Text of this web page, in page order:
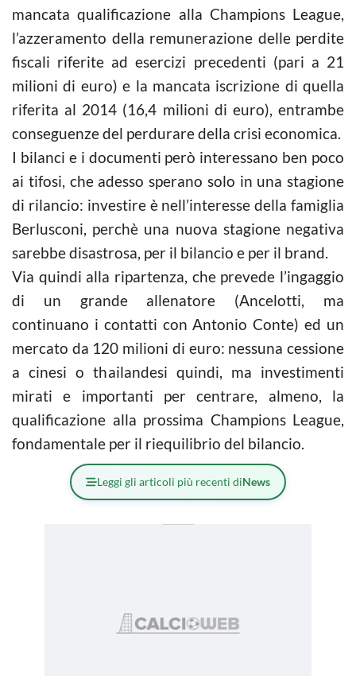
mancata qualificazione alla Champions League,
l’azzeramento della remunerazione delle perdite
fiscali riferite ad esercizi precedenti (pari a 21
milioni di euro) e la mancata iscrizione di quella
riferita al 2014 (16,4 milioni di euro), entrambe
conseguenze del perdurare della crisi economica.
I bilanci e i documenti però interessano ben poco
ai tifosi, che adesso sperano solo in una stagione
di rilancio: investire è nell’interesse della famiglia
Berlusconi, perchè una nuova stagione negativa
sarebbe disastrosa, per il bilancio e per il brand.
Via quindi alla ripartenza, che prevede l’ingaggio
di un grande allenatore (Ancelotti, ma
continuano i contatti con Antonio Conte) ed un
mercato da 120 milioni di euro: nessuna cessione
a cinesi o thailandesi quindi, ma investimenti
mirati e importanti per centrare, almeno, la
qualificazione alla prossima Champions League,
fondamentale per il riequilibrio del bilancio.
Leggi gli articoli più recenti diNews